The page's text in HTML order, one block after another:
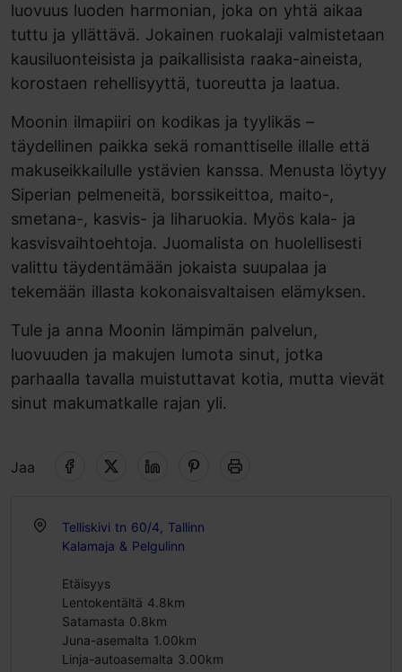
luovuus luoden harmonian, joka on yhtä aikaa
tuttu ja yllättävä. Jokainen ruokalaji valmistetaan
kausiluonteisista ja paikallisista raaka-aineista,
korostaen rehellisyyttä, tuoreutta ja laatua.
Moonin ilmapiiri on kodikas ja tyylikäs –
täydellinen paikka sekä romanttiselle illalle että
makuseikkailulle ystävien kanssa. Menusta löytyy
Siperian pelmeneitä, borssikeittoa, maito-,
smetana-, kasvis- ja liharuokia. Myös kala- ja
kasvisvaihtoehtoja. Juomalista on huolellisesti
valittu täydentämään jokaista suupalaa ja
tekemään illasta kokonaisvaltaisen elämyksen.
Tule ja anna Moonin lämpimän palvelun,
luovuuden ja makujen lumota sinut, jotka
parhaalla tavalla muistuttavat kotia, mutta vievät
sinut makumatkalle rajan yli.
Jaa
Telliskivi tn 60/4, Tallinn
Kalamaja & Pelgulinn
Etäisyys
Lentokentältä 4.8km
Satamasta 0.8km
Juna-asemalta 1.00km
Linja-autoasemalta 3.00km